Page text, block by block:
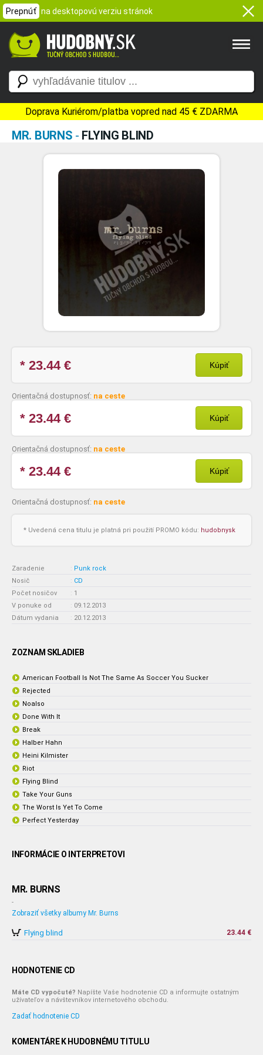
Prepnúť na desktopovú verziu stránok
Doprava Kuriérom/platba vopred nad 45 € ZDARMA
MR. BURNS - FLYING BLIND
* 23.44€ Kúpiť
Orientačná dostupnosť: na ceste
* 23.44€ Kúpiť
Orientačná dostupnosť: na ceste
* 23.44€ Kúpiť
Orientačná dostupnosť: na ceste
* Uvedená cena titulu je platná pri použití PROMO kódu: hudobnysk
Zaradenie : Punk rock
Nosič
: CD
Počet nosičov
: 1
V ponuke od
: 09.12.2013
Dátum vydania
: 20.12.2013
ZOZNAM SKLADIEB
American Football Is Not The Same As Soccer You Sucker
Rejected
Noalso
Done With It
Break
Halber Hahn
Heini Kilmister
Riot
Flying Blind
Take Your Guns
The Worst Is Yet To Come
Perfect Yesterday
INFORMÁCIE O INTERPRETOVI
MR. BURNS
-
Zobraziť všetky albumy Mr. Burns
Flying blind 23.44 €
HODNOTENIE CD
Máte CD vypočuté? Napíšte Vaše hodnotenie CD a informujte ostatným
užívateľov a návštevníkov internetového obchodu.
Zadať hodnotenie CD
KOMENTÁRE K HUDOBNÉMU TITULU